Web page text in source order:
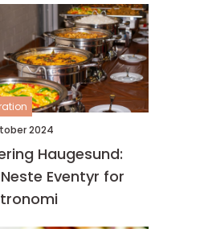
2024
Haugesund:
Eventyr for